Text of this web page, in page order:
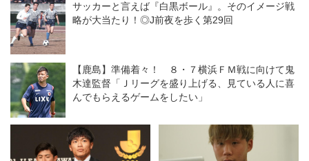
サッカーと言えば『白黒ボール』。そのイメージ戦
略が大当たり！◎J前夜を歩く第29回
【鹿島】準備着々！ ８・７横浜ＦＭ戦に向けて鬼
木達監督「Ｊリーグを盛り上げる、見ている人に喜
んでもらえるゲームをしたい」